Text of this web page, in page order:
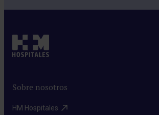
Sobre nosotros
HM Hospitales​